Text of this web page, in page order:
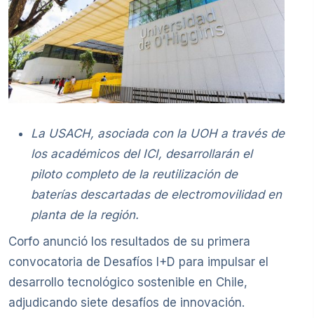
La USACH, asociada con la UOH a través de
los académicos del ICI, desarrollarán el
piloto completo de la reutilización de
baterías descartadas de electromovilidad en
planta de la región.
Corfo anunció los resultados de su primera
convocatoria de Desafíos I+D para impulsar el
desarrollo tecnológico sostenible en Chile,
adjudicando siete desafíos de innovación.